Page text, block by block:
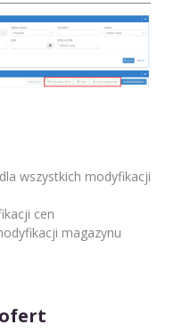
wszystkich modyfikacji
cen
magazynu